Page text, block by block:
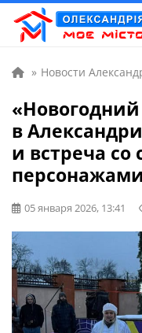
» Новости
в
и встреча
персонажами
05 января 2026, 13:41